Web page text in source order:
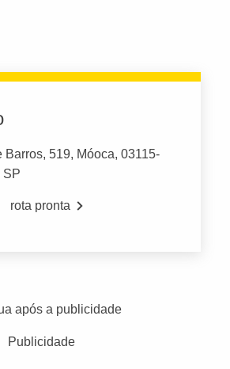
519, Móoca, 03115-
SP
rota pronta
após a publicidade
Publicidade